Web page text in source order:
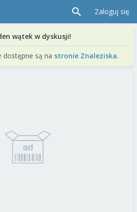
Zaloguj się
wątek w dyskusji!
dostępne są na stronie Znaleziska.